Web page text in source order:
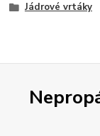
Jádrové vrtáky